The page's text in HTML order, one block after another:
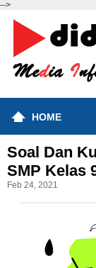
-->
HOME
Soal Dan
SMP Kelas
Feb 24, 2021